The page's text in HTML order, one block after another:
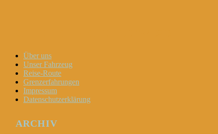
Menu
Widgets
Search
Skip
content
Über uns
Unser Fahrzeug
Reise-Route
Grenzerfahrungen
Impressum
Datenschutzerklärung
ARCHIV